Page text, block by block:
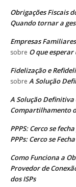
Obrigações Fiscais
Quando tornar a
Empresas
sobre O que esperar
Fidelização e
sobre A Solução
A Solução
Compartilhamento
PPPS: Cerco se
PPPs: Cerco se
Como Funciona a
Provedor de
dos ISPs